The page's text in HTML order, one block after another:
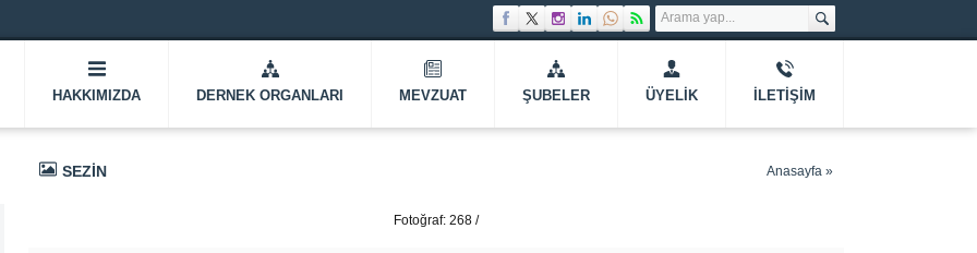
HAKKIMIZDA DERNEK ORGANLARI MEVZUAT ŞUBELER ÜYELIK İLETIŞIM
SEZIN Anasayfa »
Fotoğraf: 268 /